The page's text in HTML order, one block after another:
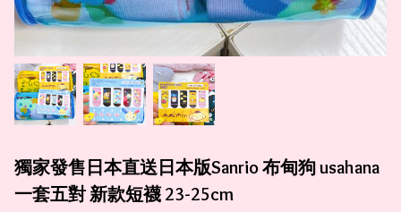
獨家發售日本直送日本版Sanrio 布甸狗 usahana
一套五對 新款短襪 23-25cm